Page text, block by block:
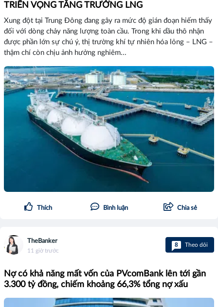
TRIỂN VỌNG TĂNG TRƯỞNG LNG
Xung đột tại Trung Đông đang gây ra mức độ gián đoạn hiếm thấy
đối với dòng chảy năng lượng toàn cầu. Trong khi dầu thô nhận
được phần lớn sự chú ý, thị trường khí tự nhiên hóa lỏng – LNG –
thậm chí còn chịu ảnh hưởng nghiêm...
Thích Bình luận Chia sẻ
TheBanker
11 giờ trước
8 Theo dõi
Nợ có khả năng mất vốn của PVcomBank lên tới gần
3.300 tỷ đồng, chiếm khoảng 66,3% tổng nợ xấu